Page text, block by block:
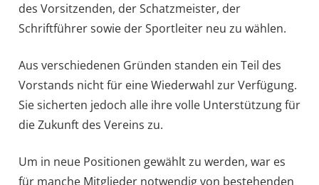
des Vorsitzenden, der Schatzmeister, der
Schriftführer sowie der Sportleiter neu zu wählen.
Aus verschiedenen Gründen standen ein Teil des
Vorstands nicht für eine Wiederwahl zur Verfügung.
Sie sicherten jedoch alle ihre volle Unterstützung für
die Zukunft des Vereins zu.
Um in neue Positionen gewählt zu werden, war es
für manche Mitglieder notwendig von bestehenden